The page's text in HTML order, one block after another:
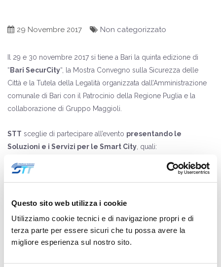
Questo sito web utilizza i cookie
Utilizziamo cookie tecnici e di navigazione propri e di
terza parte per essere sicuri che tu possa avere la
migliore esperienza sul nostro sito.
29 Novembre 2017 Non categorizzato
Il 29 e 30 novembre 2017 si tiene a Bari la quinta edizione di
“ Bari SecurCity“, la Mostra Convegno sulla Sicurezza delle
Città e la Tutela della Legalità organizzata dall’Amministrazione
comunale di Bari con il Patrocinio della Regione Puglia e la
collaborazione di Gruppo Maggioli
STT sceglie di partecipare all’evento presentando le
Soluzioni e i Servizi per le Smart City , quali:
di Video Analysis.